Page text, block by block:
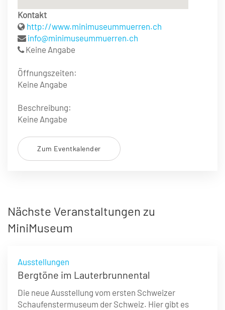
Kontakt
http://www.minimuseummuerren.ch
info@minimuseummuerren.ch
Keine Angabe
Öffnungszeiten:
Keine Angabe
Beschreibung:
Keine Angabe
Zum Eventkalender
Nächste Veranstaltungen zu
MiniMuseum
Ausstellungen
Bergtöne im Lauterbrunnental
Die neue Ausstellung vom ersten Schweizer
Schaufenstermuseum der Schweiz. Hier gibt es